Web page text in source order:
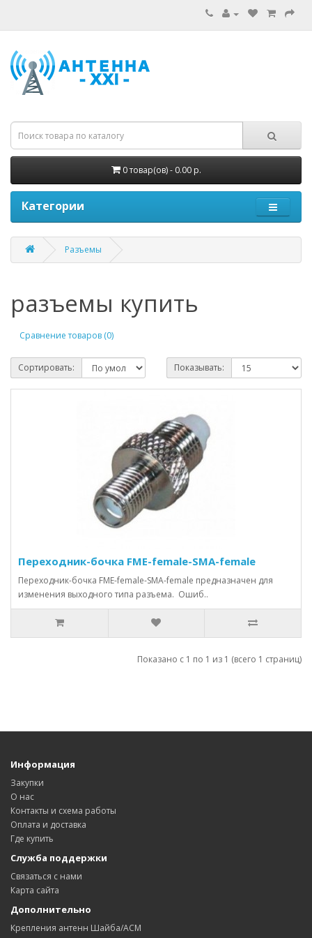
0 товар(ов) - 0.00 р.
Категории
Разъемы
разъемы купить
Сравнение товаров (0)
Сортировать: Показывать:
Переходник-бочка FME-female-SMA-female
Переходник-бочка FME-female-SMA-female предназначен для
изменения выходного типа разъема. Ошиб..
Показано с 1 по 1 из 1 (всего 1 страниц)
Информация
Закупки
О нас
Контакты и схема работы
Оплата и доставка
Где купить
Служба поддержки
Связаться с нами
Карта сайта
Дополнительно
Крепления антенн Шайба/АСМ